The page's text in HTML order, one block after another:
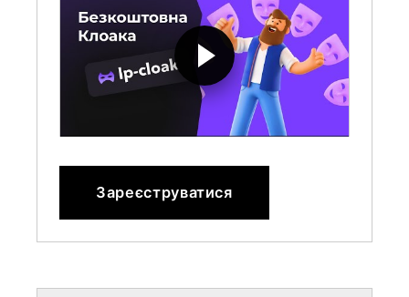
Зареєструватися